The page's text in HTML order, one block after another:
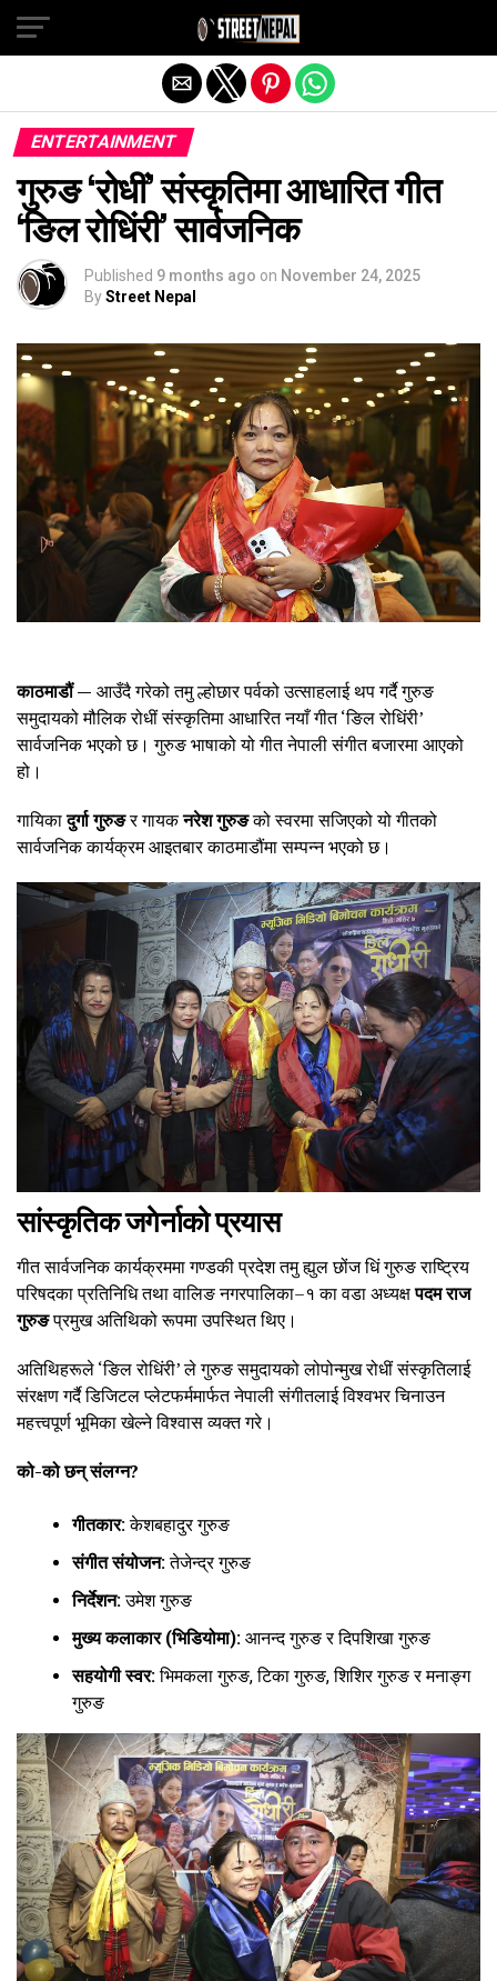
ENTERTAINMENT
गुरुङ ‘रोधीं’ संस्कृतिमा आधारित गीत
‘ङिल रोधिंरी’ सार्वजनिक
Published 9 months ago on November 24, 2025
ByStreet Nepal
काठमाडौं — आउँदै गरेको तमु ल्होछार पर्वको उत्साहलाई थप गर्दै गुरुङ
समुदायको मौलिक रोधीं संस्कृतिमा आधारित नयाँ गीत ‘ङिल रोधिंरी’
सार्वजनिक भएको छ। गुरुङ भाषाको यो गीत नेपाली संगीत बजारमा आएको
हो।
गायिकादुर्गा गुरुङर गायकनरेश गुरुङको स्वरमा सजिएको यो गीतको
सार्वजनिक कार्यक्रम आइतबार काठमाडौंमा सम्पन्न भएको छ।
सांस्कृतिक जगेर्नाको प्रयास
गीत सार्वजनिक कार्यक्रममा गण्डकी प्रदेश तमु ह्युल छोंज धिं गुरुङ राष्ट्रिय
परिषदका प्रतिनिधि तथा वालिङ नगरपालिका–१ का वडा अध्यक्षपदम राज
गुरुङप्रमुख अतिथिको रूपमा उपस्थित थिए।
अतिथिहरूले ‘ङिल रोधिंरी’ ले गुरुङ समुदायको लोपोन्मुख रोधीं संस्कृतिलाई
संरक्षण गर्दै डिजिटल प्लेटफर्ममार्फत नेपाली संगीतलाई विश्वभर चिनाउन
महत्त्वपूर्ण भूमिका खेल्ने विश्वास व्यक्त गरे।
को-को छन् संलग्न?
गीतकार:केशबहादुर गुरुङ
संगीत संयोजन:तेजेन्द्र गुरुङ
निर्देशन:उमेश गुरुङ
मुख्य कलाकार (भिडियोमा): आनन्द गुरुङ र दिपशिखा गुरुङ
सहयोगी स्वर:भिमकला गुरुङ, टिका गुरुङ, शिशिर गुरुङ र मनाङ्ग
गुरुङ
Exit mobile version